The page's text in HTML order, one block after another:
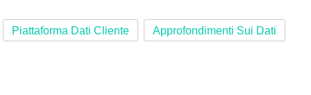
Piattaforma Dati Cliente Approfondimenti Sui Dati